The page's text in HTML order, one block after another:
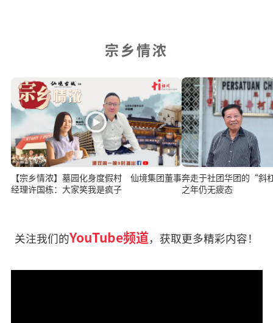
宗乡情浓
【宗乡情浓】墓园化身度假村 仙境集团董事
经理许国栋：大家笑我是疯子
奔走于社团华团的“
之年仍无疲态
关注我们的YouTube频道，获取更多精彩内容！